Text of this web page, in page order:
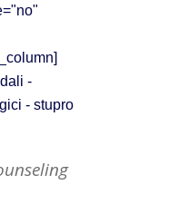
-
- stupro